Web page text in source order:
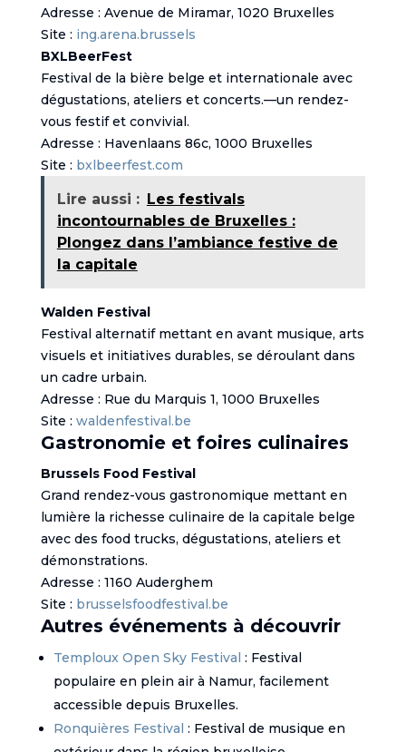
Adresse : Avenue de Miramar, 1020 Bruxelles
Site : ing.arena.brussels
BXLBeerFest
Festival de la bière belge et internationale avec
dégustations, ateliers et concerts.—un rendez-
vous festif et convivial.
Adresse : Havenlaans 86c, 1000 Bruxelles
Site : bxlbeerfest.com
Lire aussi : Les festivals
incontournables de Bruxelles :
Plongez dans l’ambiance festive de
la capitale
Walden Festival
Festival alternatif mettant en avant musique, arts
visuels et initiatives durables, se déroulant dans
un cadre urbain.
Adresse : Rue du Marquis 1, 1000 Bruxelles
Site : waldenfestival.be
Gastronomie et foires culinaires
Brussels Food Festival
Grand rendez-vous gastronomique mettant en
lumière la richesse culinaire de la capitale belge
avec des food trucks, dégustations, ateliers et
démonstrations.
Adresse : 1160 Auderghem
Site : brusselsfoodfestival.be
Autres événements à découvrir
Temploux Open Sky Festival : Festival
populaire en plein air à Namur, facilement
accessible depuis Bruxelles.
Ronquières Festival : Festival de musique en